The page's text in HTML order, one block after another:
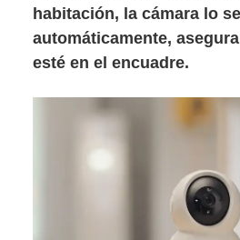
habitación, la cámara lo
automáticamente,
esté en el encuadre.